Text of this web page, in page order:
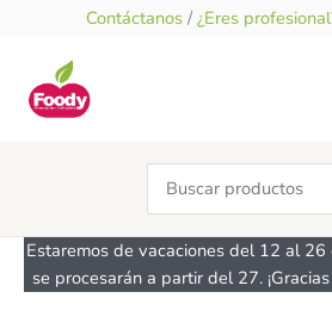
contenido
Contáctanos / ¿Eres
Search
for:
Estaremos de vacaciones del 12 al
se procesarán a partir del 27.